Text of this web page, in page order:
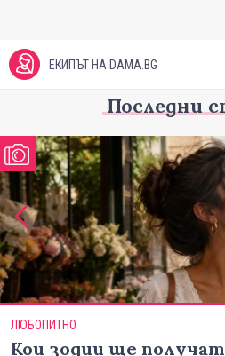
ЕКИПЪТ НА DAMA.BG
Последни
ЛЮБОПИТНО
Кои зодии ще